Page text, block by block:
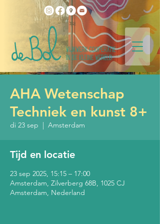
AHA Wetenschap
Techniek en kunst 8+
di 23 sep
  |
Amsterdam
Tijd en locatie
23 sep 2025, 15:15 – 17:00
Amsterdam, Zilverberg 68B, 1025 CJ
Amsterdam, Nederland